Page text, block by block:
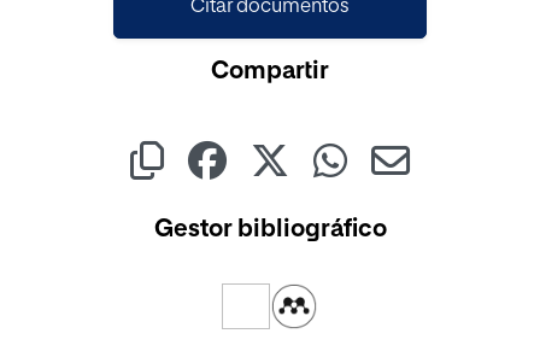
Citar documentos
Compartir
Gestor bibliográfico